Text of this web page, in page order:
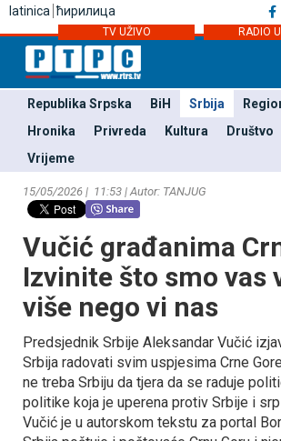
latinica ћирилица
TV UŽIVO RADIO
Republika Srpska BiH Srbija
Hronika
Privreda Kultura Društvo
Vrijeme
15/05/2026 | 11:53 | Autor: TANЈUG
Vučić građanima
Izvinite što smo vas
više nego vi nas
Predsjednik Srbije Aleksandar Vučić
Srbija radovati svim uspjesima Crne
ne treba Srbiju da tjera da se raduje
politike koja je uperena protiv Srbije i
Vučić je u autorskom tekstu za portal